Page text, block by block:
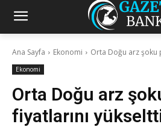
Ana Sayfa Ekonomi Orta Doğu arz şoku
Ekonomi
Orta Doğu arz
fiyatlarını